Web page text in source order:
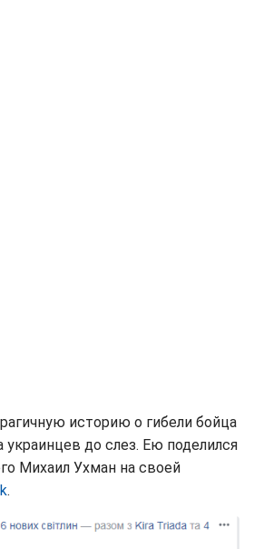
историю о гибели бойца
украинцев до слез. Ею поделился
Михаил Ухман на своей
.